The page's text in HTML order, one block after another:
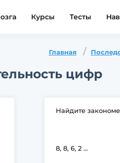
Курсы Тесты
Главная
цифр
Найдите
8, 8, 6, 2 ...